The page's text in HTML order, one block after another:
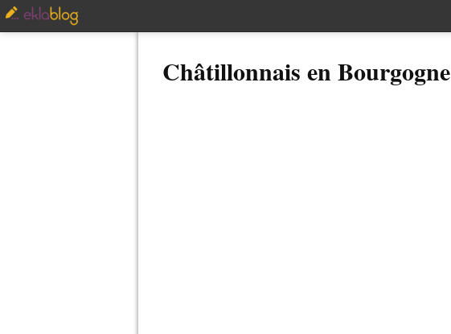
Châtillonnais en Bourgogne